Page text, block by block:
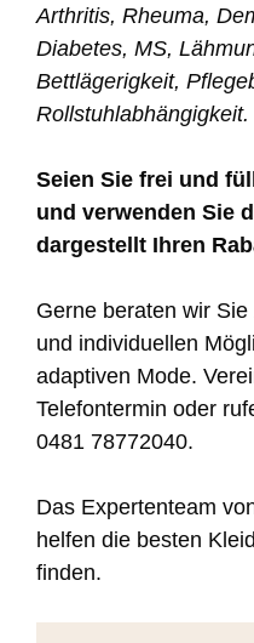
Arthritis, Rheuma,
Diabetes, MS,
Bettlägerigkeit,
Rollstuhlabhängigkeit.
Seien Sie frei und
und verwenden Sie
dargestellt Ihren
Gerne beraten wir
und individuellen
adaptiven Mode.
Telefontermin oder
0481 78772040.
Das Expertenteam
helfen die besten
finden.